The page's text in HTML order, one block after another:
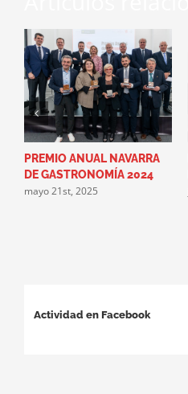
PREMIO ANUAL NAVARRA
DE GASTRONOMÍA 2024
mayo 21st, 2025
Actividad en Facebook